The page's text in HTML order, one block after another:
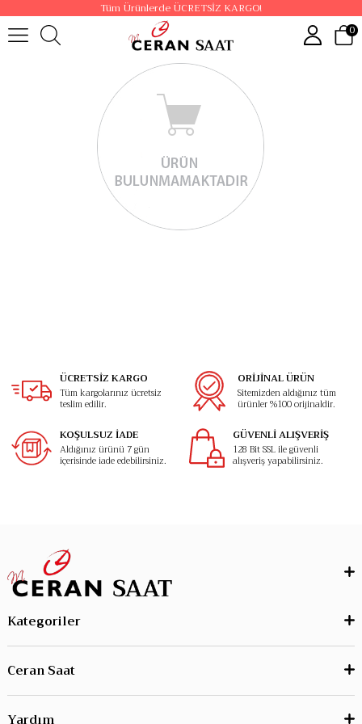
Tüm Ürünlerde ÜCRETSİZ KARGO!
0
ÜCRETSİZ KARGO
Tüm kargolarınız ücretsiz
teslim edilir.
ORİJİNAL ÜRÜN
Sitemizden aldığınız tüm
ürünler %100 orijinaldir.
KOŞULSUZ İADE
Aldığınız ürünü 7 gün
içerisinde iade edebilirsiniz.
GÜVENLİ ALIŞVERİŞ
128 Bit SSL ile güvenli
alışveriş yapabilirsiniz.
Kategoriler
Ceran Saat